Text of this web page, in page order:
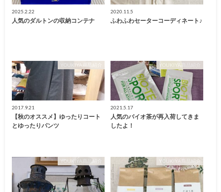
2025.2.22
人気のダルトンの収納コンテナ
2020.11.5
ふわふわセーターコーディネート♪
YOUKIYA商品紹介
2017.9.21
【秋のオススメ】ゆったりコート
とゆったりパンツ
YOUKIYA商品紹介
2021.5.17
人気のバイオ茶が再入荷してきま
したよ！
YOUKIYA商品紹介 YOUKIYA商品紹介